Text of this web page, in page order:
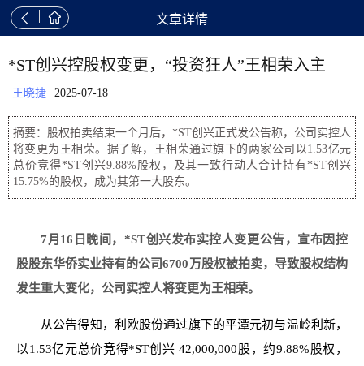
  文章详情
*ST创兴控股权变更，“投资狂人”王相荣入主
王晓捷 2025-07-18
摘要：股权拍卖结束一个月后，*ST创兴正式发公告称，公司实控人
将变更为王相荣。据了解，王相荣通过旗下的两家公司以1.53亿元
总价竞得*ST创兴9.88%股权，及其一致行动人合计持有*ST创兴
15.75%的股权，成为其第一大股东。
7月16日晚间，*ST创兴发布实控人变更公告，宣布因控
股股东华侨实业持有的公司6700万股权被拍卖，导致股权结构
发生重大变化，公司实控人将变更为王相荣。
从公告得知，利欧股份通过旗下的平潭元初与温岭利新，
以1.53亿元总价竞得*ST创兴 42,000,000股，约9.88%股权，